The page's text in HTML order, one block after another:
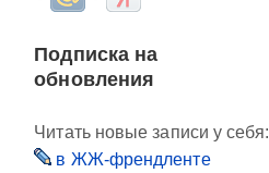
Подписка на
обновления
Читать новые записи у себя:
в ЖЖ-френдленте